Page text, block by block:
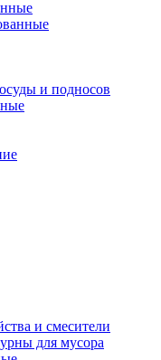
и подносов
и смесители
для мусора